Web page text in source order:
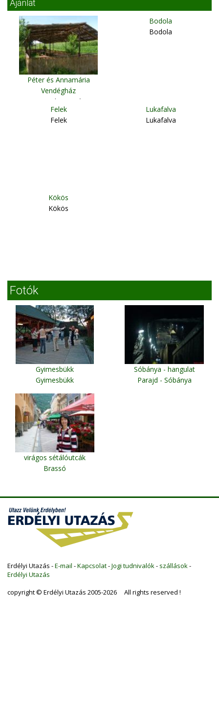
Ajánlat
Péter és Annamária
Vendégház
Csernakeresztúr
Bodola
Bodola
Felek
Felek
Lukafalva
Lukafalva
Kökös
Kökös
Fotók
Gyimesbükk
Gyimesbükk
Sóbánya - hangulat
Parajd - Sóbánya
virágos sétálóutcák
Brassó
Erdélyi Utazás -E-mail -Kapcsolat-Jogi tudnivalók- szállások-
Erdélyi Utazás
copyright © Erdélyi Utazás 2005-2026 All rights reserved !